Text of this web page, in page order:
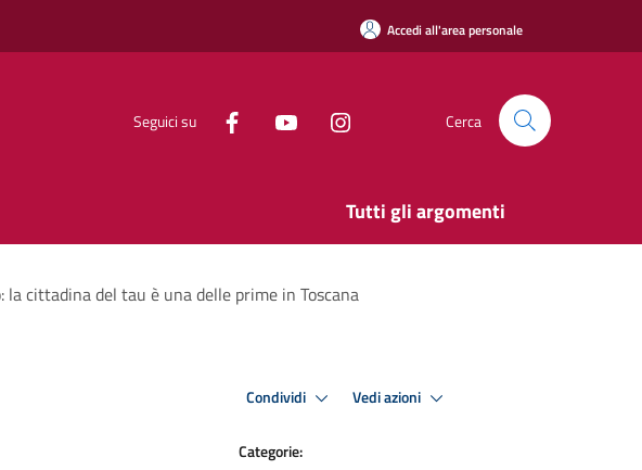
Accedi all'area personale
Seguici su Cerca
Tutti gli argomenti
cittadina del tau è una delle prime in Toscana
Condividi Vedi azioni
Categorie: